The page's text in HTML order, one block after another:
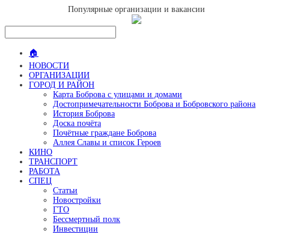
Популярные организации и вакансии
🏠
НОВОСТИ
ОРГАНИЗАЦИИ
ГОРОД И РАЙОН
Карта Боброва с улицами и домами
Достопримечательности Боброва и Бобровского района
История Боброва
Доска почёта
Почётные граждане Боброва
Аллея Славы и список Героев
КИНО
ТРАНСПОРТ
РАБОТА
СПЕЦ
Статьи
Новостройки
ГТО
Бессмертный полк
Инвестиции